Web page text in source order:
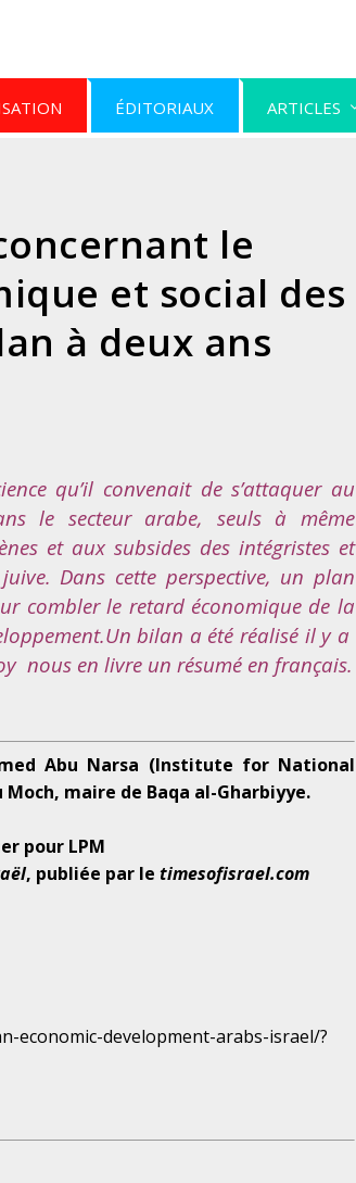
ÉDITORIAUX ARTICLES
le
et social des
à deux ans
qu’il convenait de s’attaquer au
le secteur arabe, seuls à même
et aux subsides des intégristes et
Dans cette perspective, un plan
combler le retard économique de la
Un bilan a été réalisé il y a
nous en livre un résumé en français.
Abu Narsa (Institute for National
Moch, maire de Baqa al-Gharbiyye.
pour LPM
, publiée par letimesofisrael.com
economic-development-arabs-israel/?